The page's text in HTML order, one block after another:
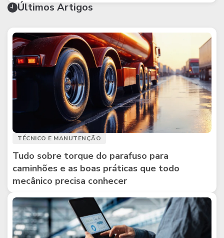
Últimos Artigos
TÉCNICO E MANUTENÇÃO
Tudo sobre torque do parafuso para
caminhões e as boas práticas que todo
mecânico precisa conhecer